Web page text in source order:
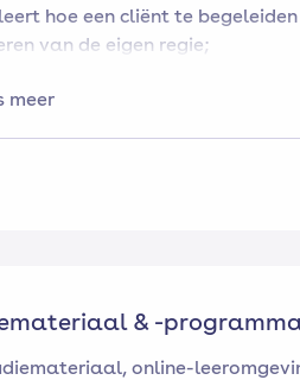
hoe een cliënt te
van de eigen regie;
opbouwen en/of
meer
& -
online-